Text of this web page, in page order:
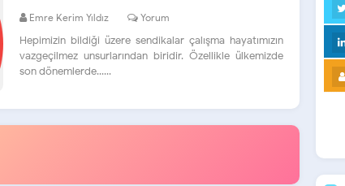
Emre Kerim Yıldız Yorum
Hepimizin bildiği üzere sendikalar çalışma hayatımızın
vazgeçilmez unsurlarından biridir. Özellikle ülkemizde
son dönemlerde......